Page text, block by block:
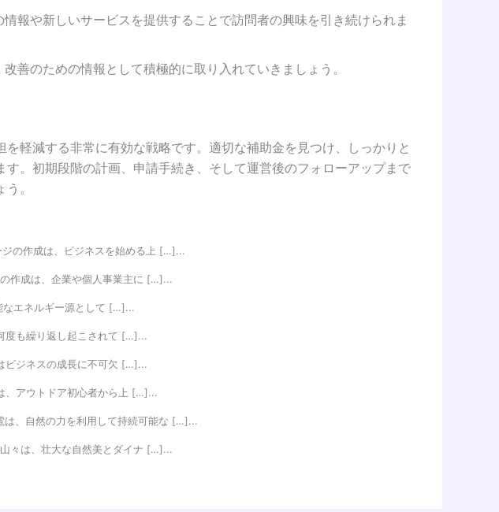
報や新しいサービスを提供することで訪問者の興味を引き続けられま
善のための情報として積極的に取り入れていきましょう。
軽減する非常に有効な戦略です。適切な補助金を見つけ、しっかりと
。初期段階の計画、申請手続き、そして運営後のフォローアップまで
。
ジの作成は、ビジネスを始める上 […]...
作成は、企業や個人事業主に […]...
なエネルギー源として […]...
度も繰り返し起こされて […]...
ビジネスの成長に不可欠 […]...
、アウトドア初心者から上 […]...
は、自然の力を利用して持続可能な […]...
々は、壮大な自然美とダイナ […]...